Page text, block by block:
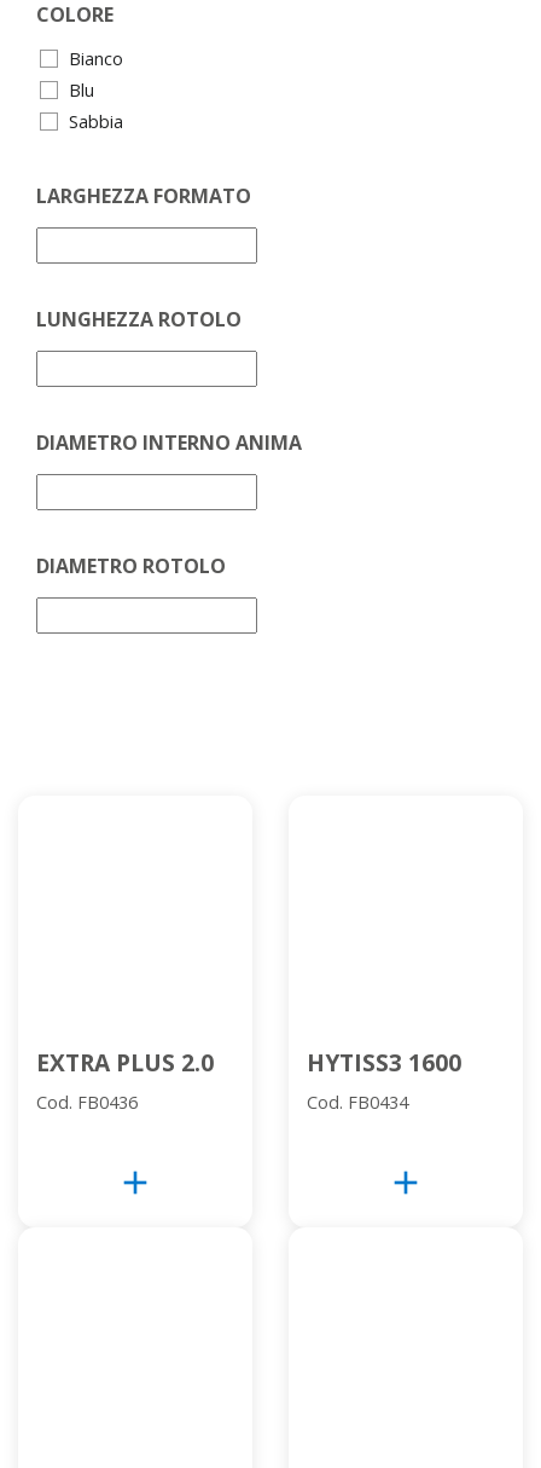
COLORE
Bianco
Blu
Sabbia
LARGHEZZA FORMATO
LUNGHEZZA ROTOLO
DIAMETRO INTERNO ANIMA
DIAMETRO ROTOLO
EXTRA PLUS 2.0
Cod. FB0436
add
HYTISS3 1600
Cod. FB0434
add